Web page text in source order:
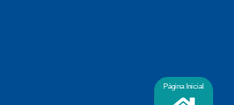
Página Inicial